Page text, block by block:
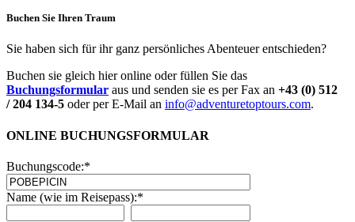
Buchen Sie Ihren Traum
Sie haben sich für ihr ganz persönliches Abenteuer entschieden?
Buchen sie gleich hier online oder füllen Sie das
Buchungsformular aus und senden sie es per Fax an +43 (0) 512
/ 204 134-5 oder per E-Mail an info@adventuretoptours.com.
ONLINE BUCHUNGSFORMULAR
Buchungscode:*
Name (wie im Reisepass):*